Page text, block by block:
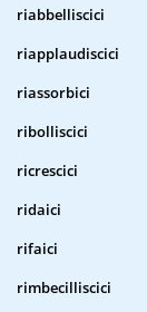
riabbelliscici
riapplaudiscici
riassorbici
ribolliscici
ricrescici
ridaici
rifaici
rimbecilliscici